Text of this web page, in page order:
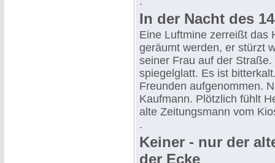
In der Nacht des
Eine Luftmine zerreißt das
geräumt werden, er stürzt
seiner Frau auf der
spiegelglatt. Es ist
Freunden aufgenommen.
Kaufmann. Plötzlich fühlt
alte Zeitungsmann vom
.
Keiner - nur der
der Ecke